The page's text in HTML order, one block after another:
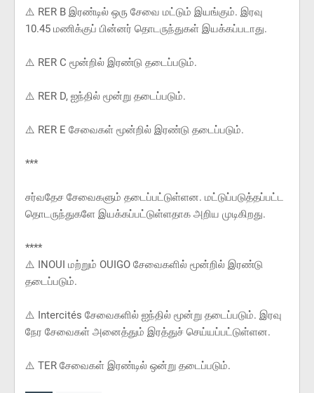
⚠️ RER B இரண்டில் ஒரு சேவை மட்டும் இயங்கும். இரவு
10.45 மணிக்குப் பின்னர் தொடருந்துகள் இயக்கப்படாது.
⚠️ RER C மூன்றில் இரண்டு தடைப்படும்.
⚠️ RER D, ஐந்தில் மூன்று தடைப்படும்.
⚠️ RER E சேவைகள் மூன்றில் இரண்டு தடைப்படும்.
***
சர்வதேச சேவைகளும் தடைப்பட்டுள்ளன. மட்டுப்படுத்தப்பட்ட
தொடருந்துகளே இயக்கப்பட்டுள்ளதாக அறிய முடிகிறது.
****
⚠️ INOUI மற்றும் OUIGO சேவைகளில் மூன்றில் இரண்டு
தடைப்படும்.
⚠️ Intercités சேவைகளில் ஐந்தில் மூன்று தடைப்படும். இரவு
நேர சேவைகள் அனைத்தும் இரத்துச் செய்யப்பட்டுள்ளன.
⚠️ TER சேவைகள் இரண்டில் ஒன்று தடைப்படும்.